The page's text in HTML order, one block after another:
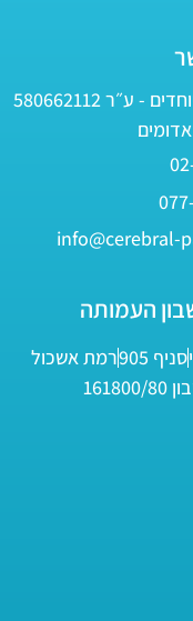
- ע״ר 580662112
info@cerebral-
העמותה
סניף 905
רמת אשכול
80